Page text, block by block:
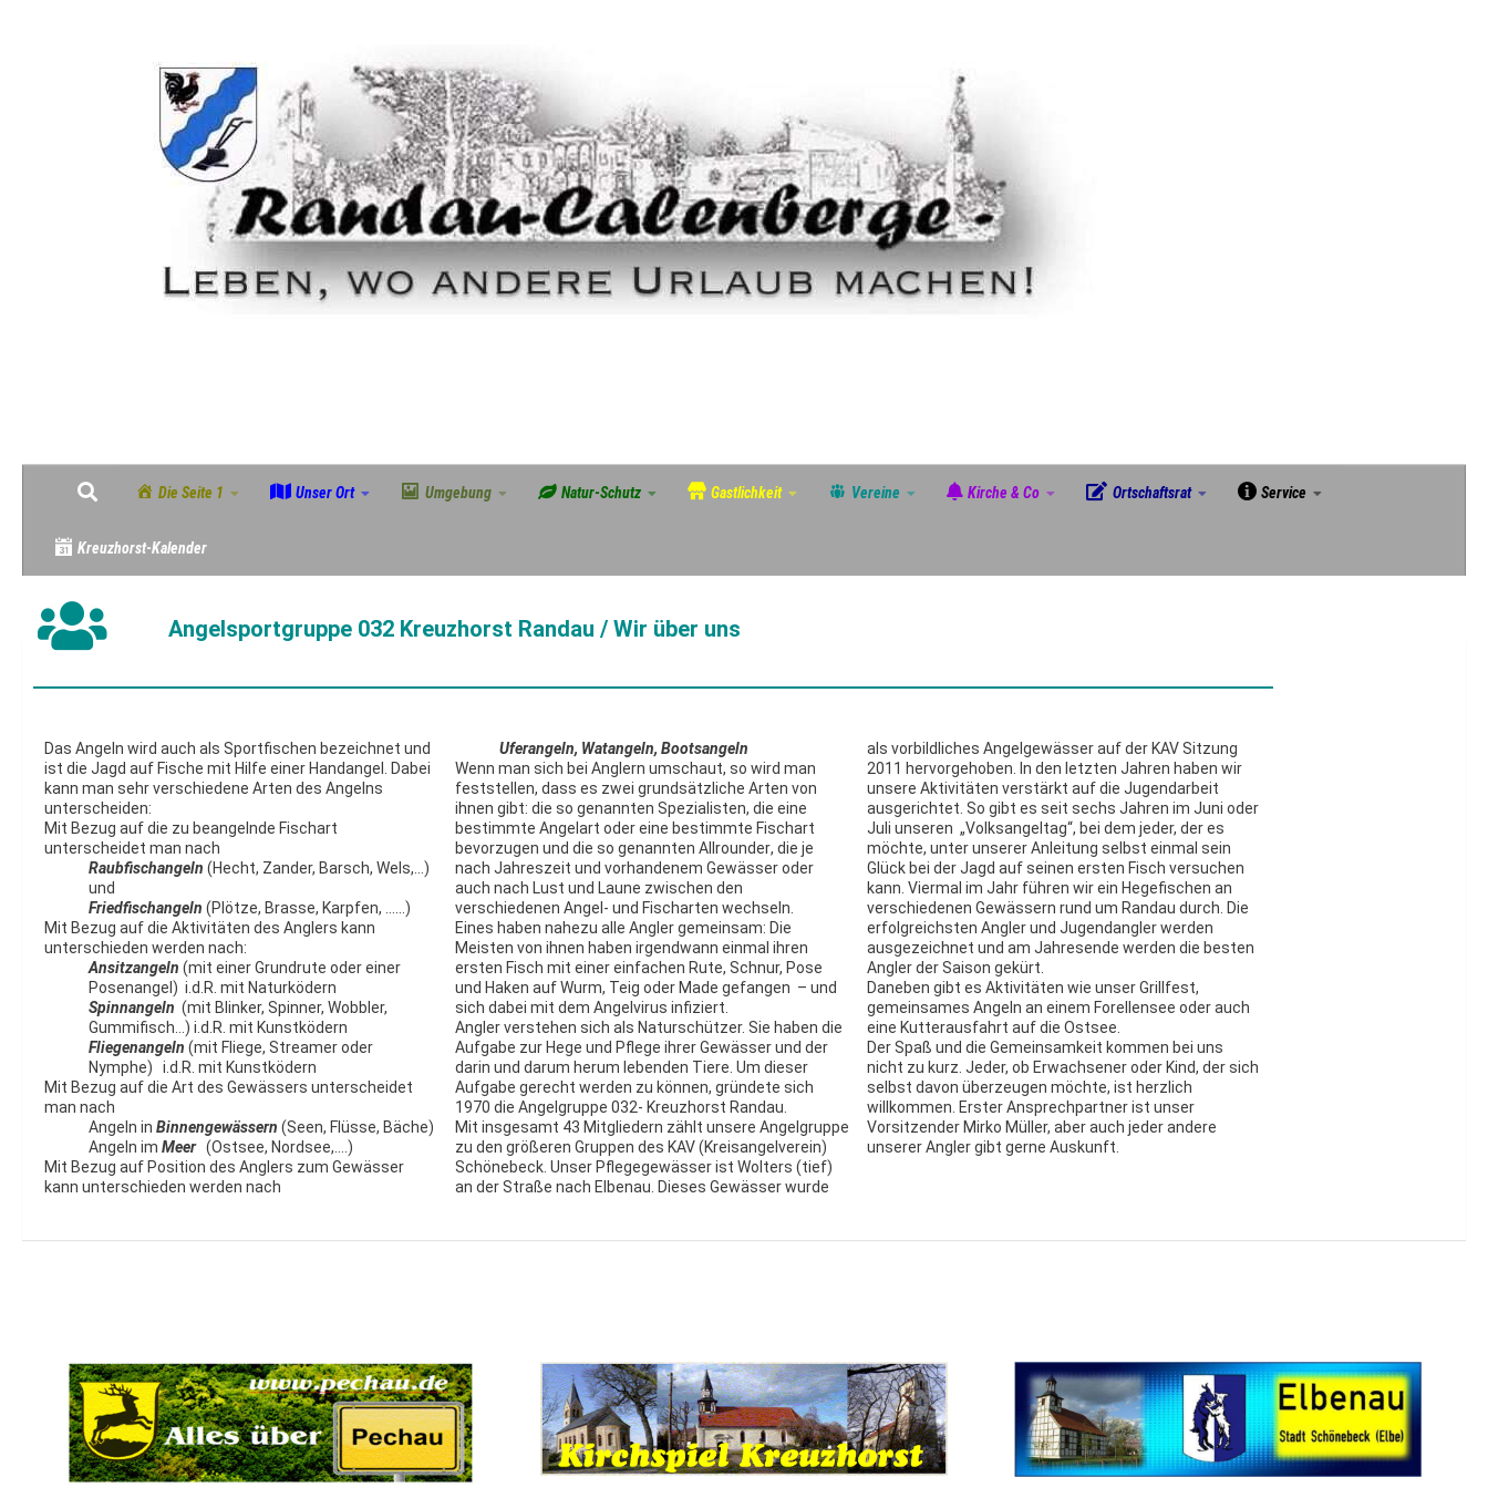
Die Seite 1 Unser Ort Umgebung Natur-Schutz Gastlichkeit Vereine Kirche & Co Ortschaftsrat Service
Kreuzhorst-Kalender
Angelsportgruppe 032 Kreuzhorst Randau / Wir über uns
Das Angeln wird auch als Sportfischen bezeichnet und
ist die Jagd auf Fische mit Hilfe einer Handangel. Dabei
kann man sehr verschiedene Arten des Angelns
unterscheiden:
Mit Bezug auf die zu beangelnde Fischart
unterscheidet man nach
Raubfischangeln (Hecht, Zander, Barsch, Wels,…)
und
Friedfischangeln (Plötze, Brasse, Karpfen, ……)
Mit Bezug auf die Aktivitäten des Anglers kann
unterschieden werden nach:
Ansitzangeln (mit einer Grundrute oder einer
Posenangel) i.d.R. mit Naturködern
Spinnangeln (mit Blinker, Spinner, Wobbler,
Gummifisch…) i.d.R. mit Kunstködern
Fliegenangeln (mit Fliege, Streamer oder
Nymphe) i.d.R. mit Kunstködern
Mit Bezug auf die Art des Gewässers unterscheidet
man nach
Angeln in Binnengewässern (Seen, Flüsse, Bäche)
Angeln im Meer (Ostsee, Nordsee,….)
Mit Bezug auf Position des Anglers zum Gewässer
kann unterschieden werden nach
Uferangeln, Watangeln, Bootsangeln
Wenn man sich bei Anglern umschaut, so wird man
feststellen, dass es zwei grundsätzliche Arten von
ihnen gibt: die so genanntenSpezialisten, die eine
bestimmte Angelart oder eine bestimmte Fischart
bevorzugen und die so genanntenAllrounder, die je
nach Jahreszeit und vorhandenem Gewässer oder
auch nach Lust und Laune zwischen den
verschiedenen Angel- und Fischarten wechseln.
Eines haben nahezu alle Angler gemeinsam: Die
Meisten von ihnen haben irgendwann einmal ihren
ersten Fisch mit einer einfachen Rute, Schnur, Pose
und Haken auf Wurm, Teig oder Made gefangen – und
sich dabei mit dem Angelvirus infiziert.
Angler verstehen sich als Naturschützer. Sie haben die
Aufgabe zur Hege und Pflege ihrer Gewässer und der
darin und darum herum lebenden Tiere. Um dieser
Aufgabe gerecht werden zu können, gründete sich
1970 die Angelgruppe 032- Kreuzhorst Randau.
Mit insgesamt 43 Mitgliedern zählt unsere Angelgruppe
zu den größeren Gruppen des KAV (Kreisangelverein)
Schönebeck. Unser Pflegegewässer ist Wolters (tief)
an der Straße nach Elbenau. Dieses Gewässer wurde
als vorbildliches Angelgewässer auf der KAV Sitzung
2011 hervorgehoben. In den letzten Jahren haben wir
unsere Aktivitäten verstärkt auf die Jugendarbeit
ausgerichtet. So gibt es seit sechs Jahren im Juni oder
Juli unseren „Volksangeltag“, bei dem jeder, der es
möchte, unter unserer Anleitung selbst einmal sein
Glück bei der Jagd auf seinen ersten Fisch versuchen
kann. Viermal im Jahr führen wir ein Hegefischen an
verschiedenen Gewässern rund um Randau durch. Die
erfolgreichsten Angler und Jugendangler werden
ausgezeichnet und am Jahresende werden die besten
Angler der Saison gekürt.
Daneben gibt es Aktivitäten wie unser Grillfest,
gemeinsames Angeln an einem Forellensee oder auch
eine Kutterausfahrt auf die Ostsee.
Der Spaß und die Gemeinsamkeit kommen bei uns
nicht zu kurz. Jeder, ob Erwachsener oder Kind, der sich
selbst davon überzeugen möchte, ist herzlich
willkommen. Erster Ansprechpartner ist unser
Vorsitzender Mirko Müller, aber auch jeder andere
unserer Angler gibt gerne Auskunft.